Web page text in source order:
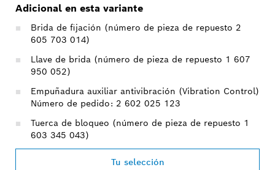
Adicional en esta variante
Brida de fijación (número de pieza de repuesto 2
605 703 014)
Llave de brida (número de pieza de repuesto 1 607
950 052)
Empuñadura auxiliar antivibración (Vibration Control)
Número de pedido: 2 602 025 123
Tuerca de bloqueo (número de pieza de repuesto 1
603 345 043)
Tu selección